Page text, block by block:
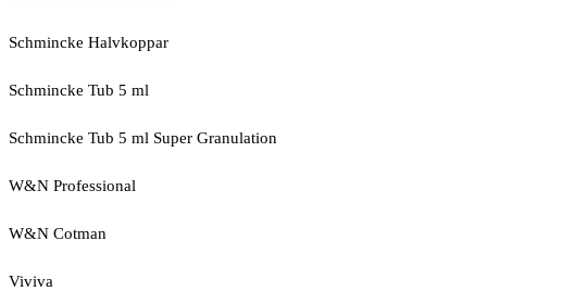
Schmincke Halvkoppar
Schmincke Tub 5 ml
Schmincke Tub 5 ml Super Granulation
W&N Professional
W&N Cotman
Viviva